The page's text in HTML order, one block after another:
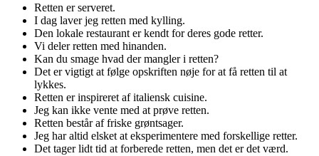
Retten er serveret.
I dag laver jeg retten med kylling.
Den lokale restaurant er kendt for deres gode retter.
Vi deler retten med hinanden.
Kan du smage hvad der mangler i retten?
Det er vigtigt at følge opskriften nøje for at få retten til at
lykkes.
Retten er inspireret af italiensk cuisine.
Jeg kan ikke vente med at prøve retten.
Retten består af friske grøntsager.
Jeg har altid elsket at eksperimentere med forskellige retter.
Det tager lidt tid at forberede retten, men det er det værd.